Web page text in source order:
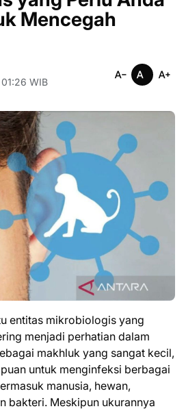
Mencegah
WIB
entitas mikrobiologis yang
menjadi perhatian dalam
makhluk yang sangat kecil,
untuk menginfeksi berbagai
manusia, hewan,
bakteri. Meskipun ukurannya